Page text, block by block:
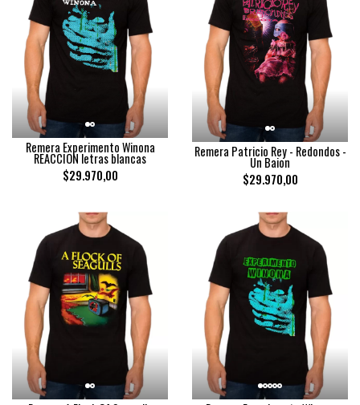
Remera Experimento Winona
REACCION letras blancas
$29.970,00
Remera Patricio Rey - Redondos -
Un Baion
$29.970,00